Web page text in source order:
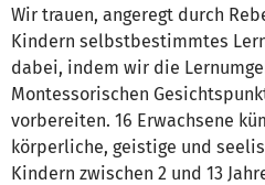
Wir trauen, angeregt durch
Kindern selbstbestimmtes
dabei, indem wir die
Montessorischen
vorbereiten. 16 Erwachsene
körperliche, geistige und
Kindern zwischen 2 und 13